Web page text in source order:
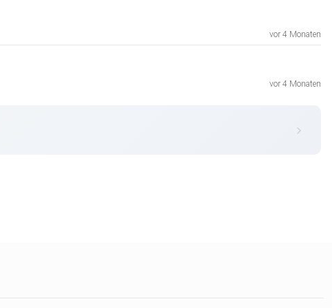
vor 4 Monaten
vor 4 Monaten